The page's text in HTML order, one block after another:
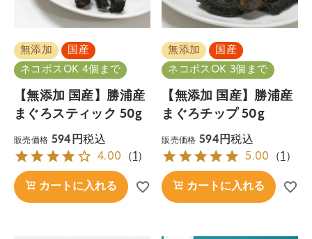
無添加
国産
ネコポスOK 4個まで
【無添加 国産】勝浦産
まぐろスティック 50g
販売価格 594 税込
4.00 （1 ）
カートに入れる
無添加
国産
ネコポスOK 3個まで
【無添加 国産】勝浦産
まぐろチップ 50g
販売価格 594 税込
5.00 （1 ）
カートに入れる